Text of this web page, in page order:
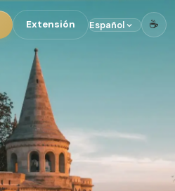
Extensión ☕